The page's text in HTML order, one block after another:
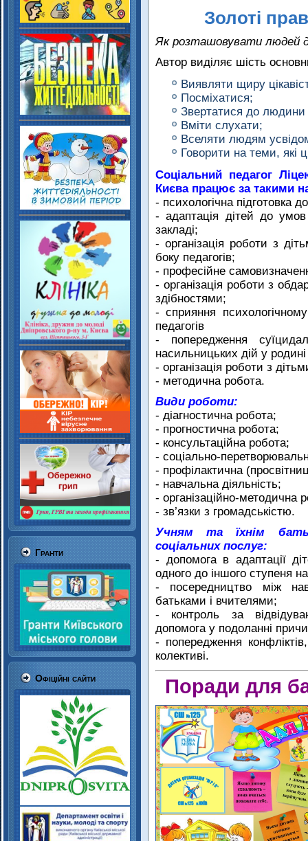
Гранти
Офіційні сайти
Золоті
Як розташовувати людей
Автор виділяє шість
Виявляти щиру
Посміхатися;
Звертатися до людини
Вміти слухати;
Вселяти людям
Говорити на теми, які
Соціальний педагог
Києвапрацює за такими
- психологічна підготовка
- адаптація дітей до
закладі;
- організація роботи з
боку педагогів;
- професійне
- організація роботи з
здібностями;
- сприяння
педагогів
- попередження
насильницьких дій у
- організація роботи з
- методична робота.
Види роботи:
- діагностична робота;
- прогностична робота;
- консультаційна робота;
- соціально-
- профілактична
- навчальна діяльність;
- організаційно-методична
- зв’язки з громадськістю.
Учням та їхнім
соціальних послуг:
- допомога в адаптації
одного до іншого ступеня
- посередництво між
батьками і вчителями;
- контроль за
допомога у подоланні
- попередження
колективі.
Поради для